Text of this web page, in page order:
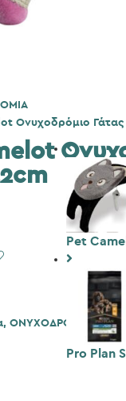
Ονυχοδρόμιο Γάτας
Pet
Pro Plan
Add to Wishlist
, ΟΝΥΧΟΔΡΟΜΙΑ